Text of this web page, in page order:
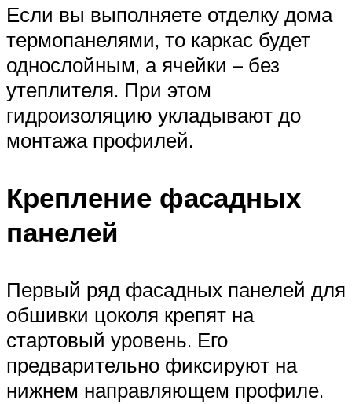
Если вы выполняете отделку дома
термопанелями, то каркас будет
однослойным, а ячейки – без
утеплителя. При этом
гидроизоляцию укладывают до
монтажа профилей.
Крепление фасадных
панелей
Первый ряд фасадных панелей для
обшивки цоколя крепят на
стартовый уровень. Его
предварительно фиксируют на
нижнем направляющем профиле.